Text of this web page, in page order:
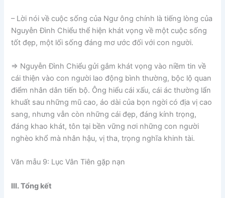
– Lời nói về cuộc sống của Ngư ông chính là tiếng lòng của
Nguyễn Đình Chiểu thể hiện khát vọng về một cuộc sống
tốt đẹp, một lối sống đáng mơ ước đối với con người.
⇒ Nguyễn Đình Chiểu gửi gắm khát vọng vào niềm tin về
cái thiện vào con người lao động bình thường, bộc lộ quan
điểm nhân dân tiến bộ. Ông hiểu cái xấu, cái ác thường lẩn
khuất sau những mũ cao, áo dài của bọn ngời có địa vị cao
sang, nhưng vẫn còn những cái đẹp, đáng kính trọng,
đáng khao khát, tôn tại bền vững nơi những con người
nghèo khổ mà nhân hậu, vị tha, trọng nghĩa khinh tài.
Văn mẫu 9: Lục Vân Tiên gặp nạn
III. Tổng kết